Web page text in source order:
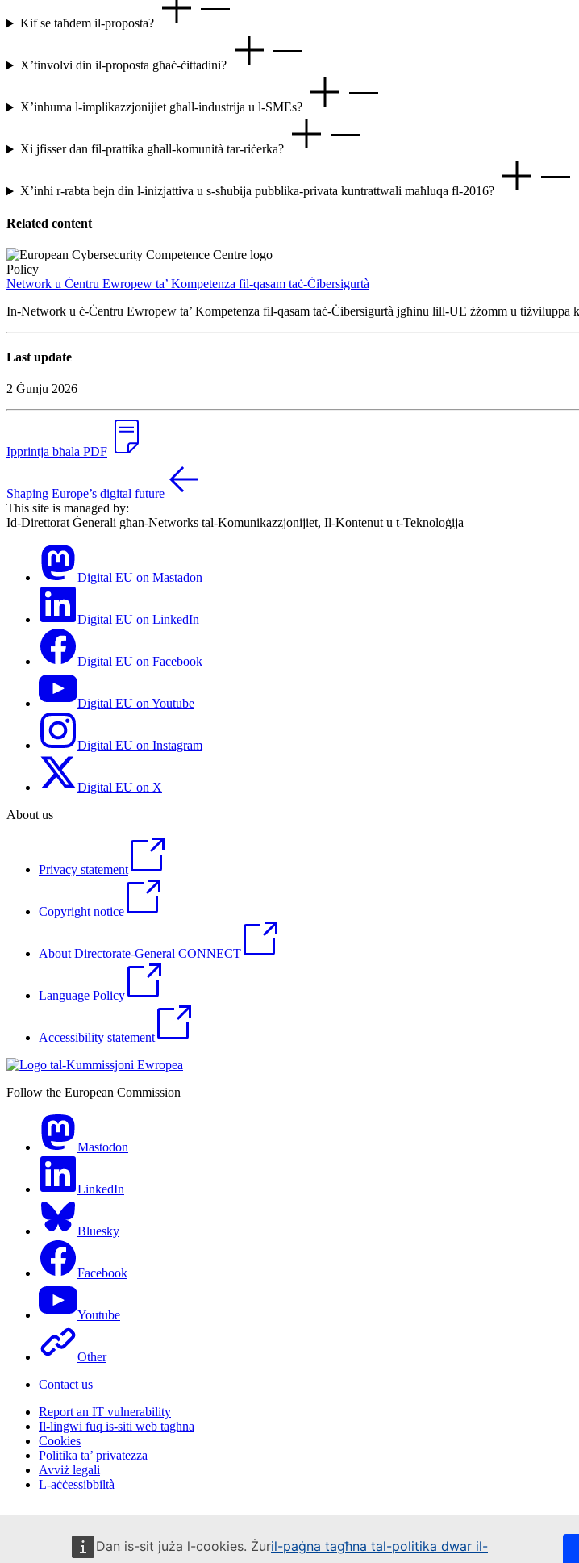
Dan is-sit juża l-cookies. Żuril-paġna tagħna tal-politika dwar il-
Kif se taħdem il-proposta?
X’tinvolvi din il-proposta għaċ-ċittadini?
X’inhuma l-implikazzjonijiet għall-industrija u l-SMEs?
Xi jfisser dan fil-prattika għall-komunità tar-riċerka?
X’inhi r-rabta bejn din l-inizjattiva u s-sħubija pubblika-privata kuntrattwali maħluqa fl-2016?
Related content
Policy
Network u Ċentru Ewropew ta’ Kompetenza fil-qasam taċ-Ċibersigurtà
In-Network u ċ-Ċentru Ewropew ta’ Kompetenza fil-qasam taċ-Ċibersigurtà jgħinu lill-UE żżomm u tiżviluppa
Last update
2 Ġunju 2026
Ipprintja bħala PDF
Shaping Europe’s digital future
This site is managed by:
Id-Direttorat Ġenerali għan-Networks tal-Komunikazzjonijiet, Il-Kontenut u t-Teknoloġija
Digital EU on Mastadon
Digital EU on LinkedIn
Digital EU on Facebook
Digital EU on Youtube
Digital EU on Instagram
Digital EU on X
About us
Privacy statement
Copyright notice
About Directorate-General CONNECT
Language Policy
Accessibility statement
Follow the European Commission
Mastodon
LinkedIn
Bluesky
Facebook
Youtube
Other
Contact us
Report an IT vulnerability
Il-lingwi fuq is-siti web tagħna
Cookies
Politika ta’ privatezza
Avviż legali
L-aċċessibbiltà